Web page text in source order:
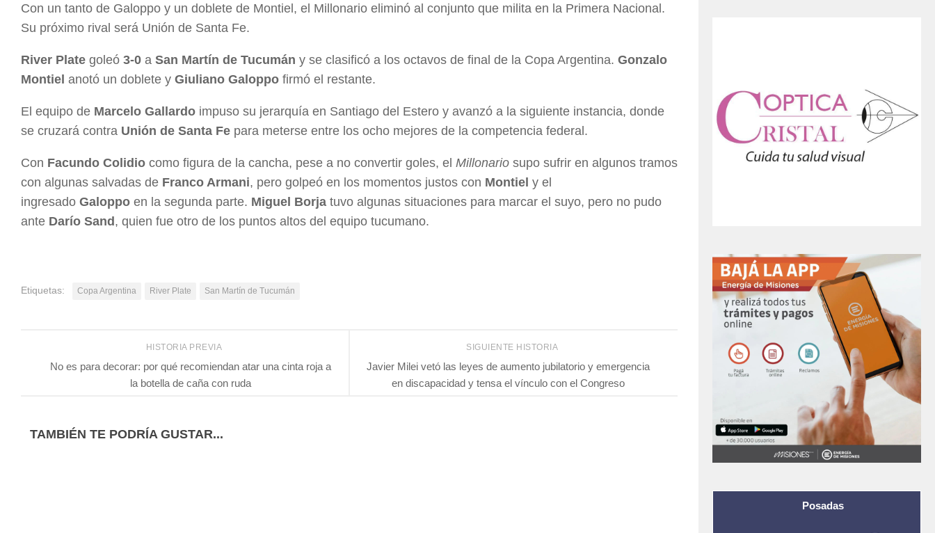
Con un tanto de Galoppo y un doblete de Montiel, el Millonario eliminó al conjunto que milita en la Primera Nacional.
Su próximo rival será Unión de Santa Fe.
River Plate goleó 3-0 a San Martín de Tucumán y se clasificó a los octavos de final de la Copa Argentina. Gonzalo
Montiel anotó un doblete y Giuliano Galoppo firmó el restante.
El equipo de Marcelo Gallardo impuso su jerarquía en Santiago del Estero y avanzó a la siguiente instancia, donde
se cruzará contra Unión de Santa Fe para meterse entre los ocho mejores de la competencia federal.
Con Facundo Colidio como figura de la cancha, pese a no convertir goles, el Millonario supo sufrir en algunos tramos
con algunas salvadas de Franco Armani, pero golpeó en los momentos justos con Montiel y el
ingresado Galoppo en la segunda parte. Miguel Borja tuvo algunas situaciones para marcar el suyo, pero no pudo
ante Darío Sand, quien fue otro de los puntos altos del equipo tucumano.
Etiquetas: Copa Argentina River Plate San Martín de Tucumán
SIGUIENTE HISTORIA
Javier Milei vetó las leyes de aumento jubilatorio y emergencia
en discapacidad y tensa el vínculo con el Congreso
HISTORIA PREVIA
No es para decorar: por qué recomiendan atar una cinta roja a
la botella de caña con ruda
TAMBIÉN TE PODRÍA GUSTAR...
Posadas